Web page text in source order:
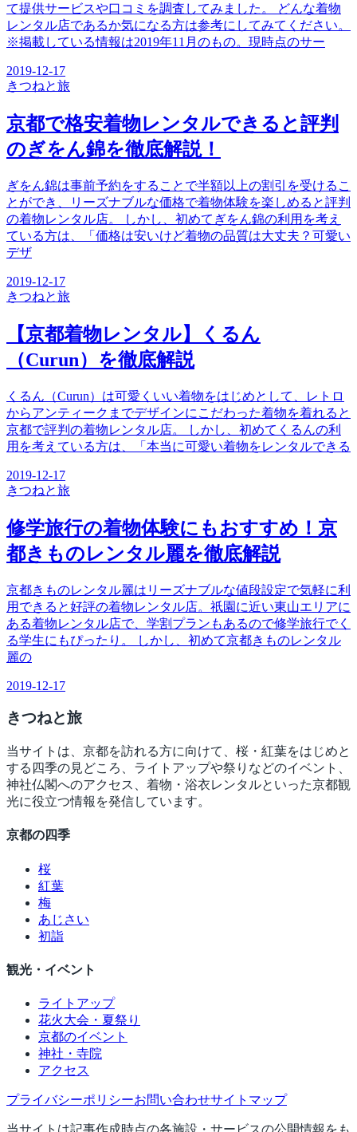
て提供サービスや口コミを調査してみました。 どんな着物
レンタル店であるか気になる方は参考にしてみてください。
※掲載している情報は2019年11月のもの。現時点のサー
2019-12-17
きつねと旅
京都で格安着物レンタルできると評判
のぎをん錦を徹底解説！
ぎをん錦は事前予約をすることで半額以上の割引を受けるこ
とができ、リーズナブルな価格で着物体験を楽しめると評判
の着物レンタル店。 しかし、初めてぎをん錦の利用を考え
ている方は、「価格は安いけど着物の品質は大丈夫？可愛い
デザ
2019-12-17
きつねと旅
【京都着物レンタル】くるん
（Curun）を徹底解説
くるん（Curun）は可愛くいい着物をはじめとして、レトロ
からアンティークまでデザインにこだわった着物を着れると
京都で評判の着物レンタル店。 しかし、初めてくるんの利
用を考えている方は、「本当に可愛い着物をレンタルできる
2019-12-17
きつねと旅
修学旅行の着物体験にもおすすめ！京
都きものレンタル麗を徹底解説
京都きものレンタル麗はリーズナブルな値段設定で気軽に利
用できると好評の着物レンタル店。祇園に近い東山エリアに
ある着物レンタル店で、学割プランもあるので修学旅行でく
る学生にもぴったり。 しかし、初めて京都きものレンタル
麗の
2019-12-17
きつねと旅
当サイトは、京都を訪れる方に向けて、桜・紅葉をはじめと
する四季の見どころ、ライトアップや祭りなどのイベント、
神社仏閣へのアクセス、着物・浴衣レンタルといった京都観
光に役立つ情報を発信しています。
京都の四季
桜
紅葉
梅
あじさい
初詣
観光・イベント
ライトアップ
花火大会・夏祭り
京都のイベント
神社・寺院
アクセス
プライバシーポリシーお問い合わせサイトマップ